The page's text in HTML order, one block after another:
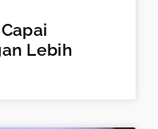
Lebih